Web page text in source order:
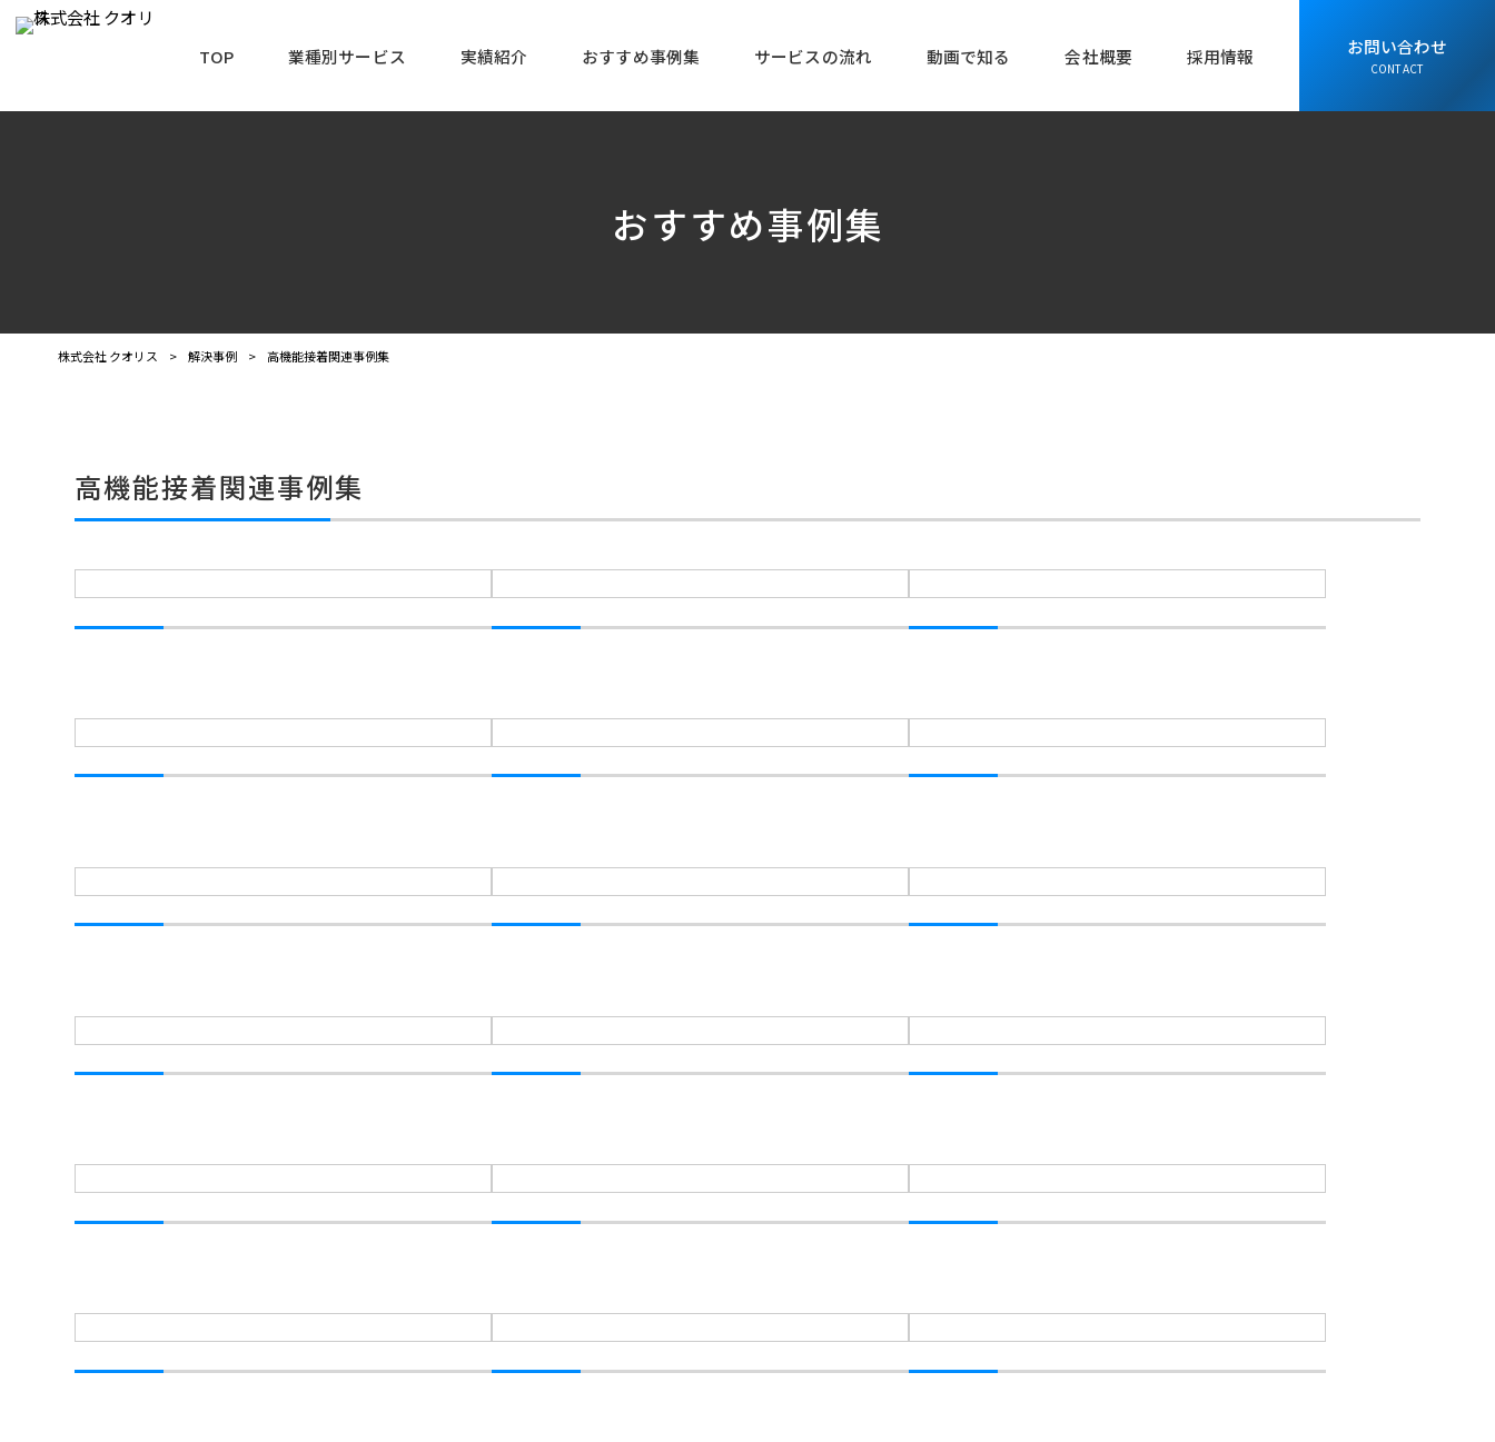
TOP 業種別サービス 実績紹介 おすすめ事例集 サービスの流れ 動画で知る 会社概要 採用情報 お問い合わせ
CONTACT
おすすめ事例集
株式会社 クオリス > 解決事例 > 高機能接着関連事例集
高機能接着関連事例集